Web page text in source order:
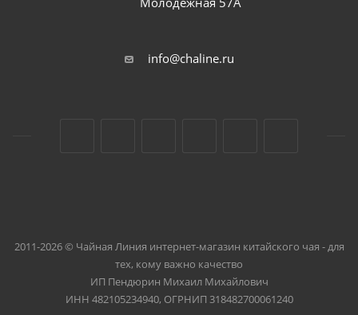
info@chaline.ru
2011-2026 © Чайная Линия интернет-магазин китайского чая - для
тех, кому важно качество
ИП Пендюрин Михаил Михайлович
ИНН 482105234940, ОГРНИП 318482700061240